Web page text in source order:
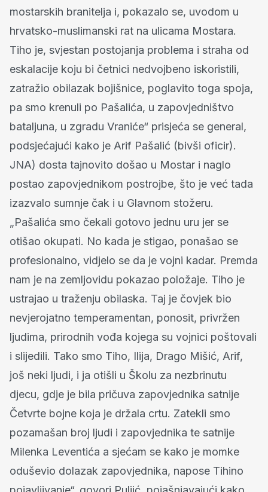
mostarskih branitelja i, pokazalo se, uvodom u
hrvatsko-muslimanski rat na ulicama Mostara.
Tiho je, svjestan postojanja problema i straha od
eskalacije koju bi četnici nedvojbeno iskoristili,
zatražio obilazak bojišnice, poglavito toga spoja,
pa smo krenuli po Pašalića, u zapovjedništvo
bataljuna, u zgradu Vraniće“ prisjeća se general,
podsjećajući kako je Arif Pašalić (bivši oficir).
JNA) dosta tajnovito došao u Mostar i naglo
postao zapovjednikom postrojbe, što je već tada
izazvalo sumnje čak i u Glavnom stožeru.
„Pašalića smo čekali gotovo jednu uru jer se
otišao okupati. No kada je stigao, ponašao se
profesionalno, vidjelo se da je vojni kadar. Premda
nam je na zemljovidu pokazao položaje. Tiho je
ustrajao u traženju obilaska. Taj je čovjek bio
nevjerojatno temperamentan, ponosit, privržen
ljudima, prirodnih vođa kojega su vojnici poštovali
i slijedili. Tako smo Tiho, Ilija, Drago Mišić, Arif,
još neki ljudi, i ja otišli u Školu za nezbrinutu
djecu, gdje je bila pričuva zapovjednika satnije
Četvrte bojne koja je držala crtu. Zatekli smo
pozamašan broj ljudi i zapovjednika te satnije
Milenka Leventića a sjećam se kako je momke
oduševio dolazak zapovjednika, napose Tihino